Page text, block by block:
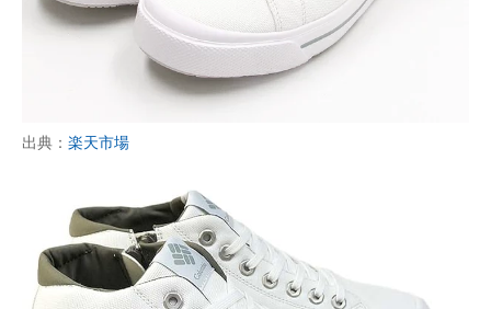
出典： 楽天市場